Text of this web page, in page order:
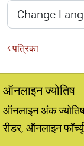
पत्रिका
ऑनलाइन ज्योतिष
ऑनलाइन अंक
रीडर, ऑनलाइन